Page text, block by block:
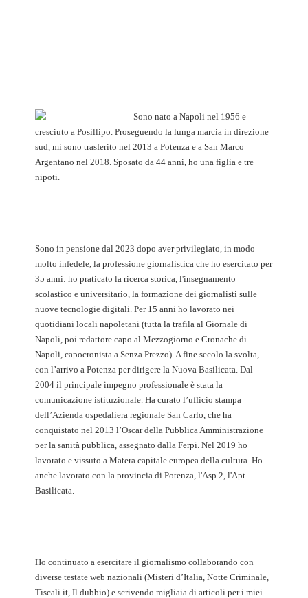
Sono nato a Napoli nel 1956 e
cresciuto a Posillipo. Proseguendo la lunga marcia in direzione
sud, mi sono trasferito nel 2013 a Potenza e a San Marco
Argentano nel 2018. Sposato da 44 anni, ho una figlia e tre
nipoti.
Sono in pensione dal 2023 dopo aver privilegiato, in modo
molto infedele, la professione giornalistica che ho esercitato per
35 anni: ho praticato la ricerca storica, l'insegnamento
scolastico e universitario, la formazione dei giornalisti sulle
nuove tecnologie digitali. Per 15 anni ho lavorato nei
quotidiani locali napoletani (tutta la trafila al Giornale di
Napoli, poi redattore capo al Mezzogiorno e Cronache di
Napoli, capocronista a Senza Prezzo). A fine secolo la svolta,
con l’arrivo a Potenza per dirigere la Nuova Basilicata. Dal
2004 il principale impegno professionale è stata la
comunicazione istituzionale. Ha curato l’ufficio stampa
dell’Azienda ospedaliera regionale San Carlo, che ha
conquistato nel 2013 l’Oscar della Pubblica Amministrazione
per la sanità pubblica, assegnato dalla Ferpi. Nel 2019 ho
lavorato e vissuto a Matera capitale europea della cultura. Ho
anche lavorato con la provincia di Potenza, l'Asp 2, l'Apt
Basilicata.
Ho continuato a esercitare il giornalismo collaborando con
diverse testate web nazionali (Misteri d’Italia, Notte Criminale,
Tiscali.it, Il dubbio) e scrivendo migliaia di articoli per i miei